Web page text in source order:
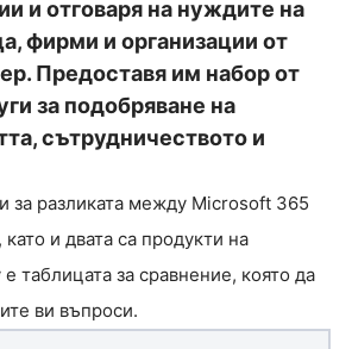
и отговаря на нуждите на
фирми и организации от
Предоставя им набор от
за подобряване на
сътрудничеството и
за разликата между Microsoft 365
и двата са продукти на
таблицата за сравнение, която да
ви въпроси.